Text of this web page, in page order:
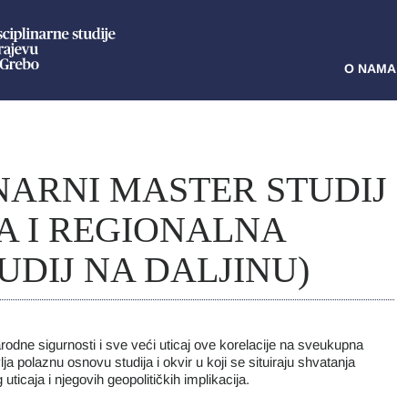
O NAMA
MASTER STUDIJ
I REGIONALNA
NA DALJINU)
sigurnosti i sve veći uticaj ove korelacije na sveukupna
polaznu osnovu studija i okvir u koji se situiraju shvatanja
i njegovih geopolitičkih implikacija.